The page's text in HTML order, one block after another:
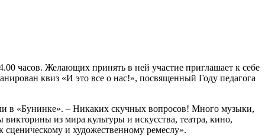
часов. Желающих принять в ней участие приглашает к себе
квиз «И это все о нас!», посвященный Году педагога
в «Бунинке». – Никаких скучных вопросов! Много музыки,
из мира культуры и искусства, театра, кино,
и художественному ремеслу».